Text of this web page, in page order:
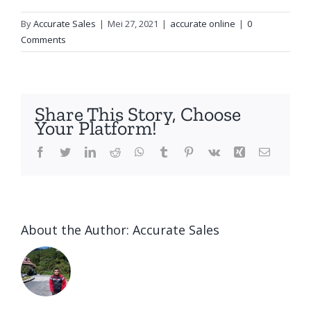
ByAccurate Sales | Mei 27, 2021 | accurate online | 0
Comments
Share This Story, Choose
Your Platform!
Facebook
TwitterLinkedIn
Reddit WhatsApp
Tumblr Pinterest
Vk Xing Email
About the Author: Accurate Sales